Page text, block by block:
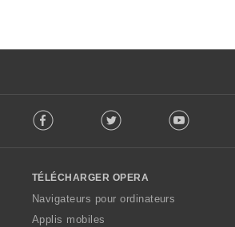
o
w
O
p
Facebook Twitter Youtube
TÉLÉCHARGER OPERA
Navigateurs pour ordinateurs
Applis mobiles